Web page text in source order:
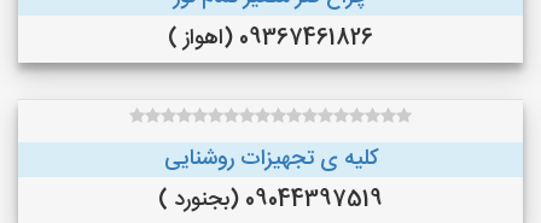
09367461826 (اهواز )
کلیه ی تجهیزات روشنایی
09044397519 (بجنورد )